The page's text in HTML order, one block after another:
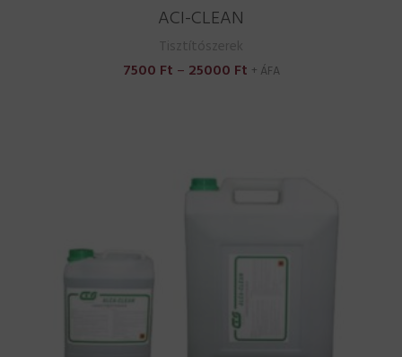
ACI-CLEAN
7500 Ft – 25000 FtÁrtartomány:
+ ÁFA